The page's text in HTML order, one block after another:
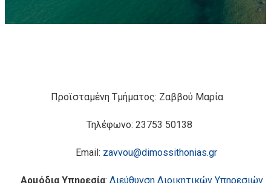
Προϊσταμένη Τμήματος: Ζαββού Μαρία
Τηλέφωνο: 23753 50138
Email: zavvou@dimossithonias.gr
Αρμόδια Υπηρεσία: Διεύθυνση Διοικητικών Υπηρεσιών